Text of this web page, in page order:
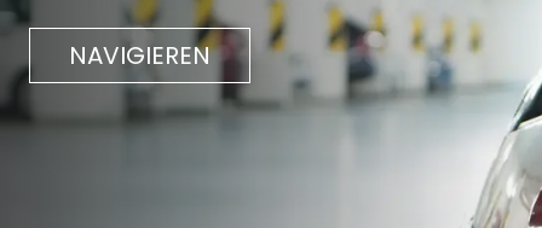
FAQ
Parkhaus Libušina
NAVIGIEREN